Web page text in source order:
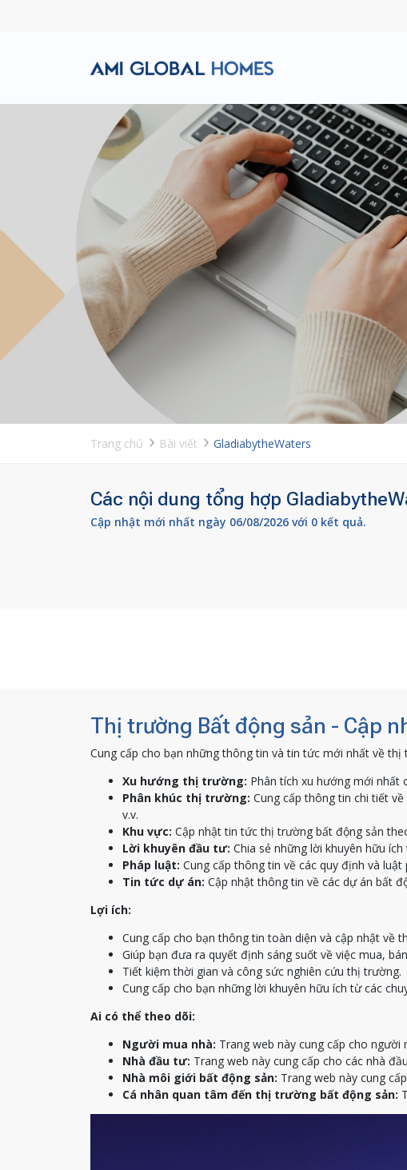
Trang chủ Bài viết GladiabytheWaters
Các nội dung tổng hợp
Cập nhật mới nhất ngày 06/08/2026 với 0 kết quả.
Thị trường Bất động sản - Cập
Cung cấp cho bạn những thông tin và tin tức mới nhất về
Xu hướng thị trường: Phân tích xu hướng mới nhất
Phân khúc thị trường: Cung cấp thông tin chi tiết
v.v.
Khu vực: Cập nhật tin tức thị trường bất động sản
Lời khuyên đầu tư: Chia sẻ những lời khuyên hữu
Pháp luật: Cung cấp thông tin về các quy định và
Tin tức dự án: Cập nhật thông tin về các dự án bất
Lợi ích:
Cung cấp cho bạn thông tin toàn diện và cập nhật về
Giúp bạn đưa ra quyết định sáng suốt về việc mua,
Tiết kiệm thời gian và công sức nghiên cứu thị trường.
Cung cấp cho bạn những lời khuyên hữu ích từ các
Ai có thể theo dõi:
Người mua nhà: Trang web này cung cấp cho
Nhà đầu tư: Trang web này cung cấp cho các nhà
Nhà môi giới bất động sản: Trang web này cung
Cá nhân quan tâm đến thị trường bất động sản: